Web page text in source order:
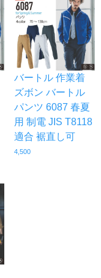
バートル 作業着
ズボン バートル
パンツ 6087 春夏
用 制電 JIS T8118
適合 裾直し可
4,500